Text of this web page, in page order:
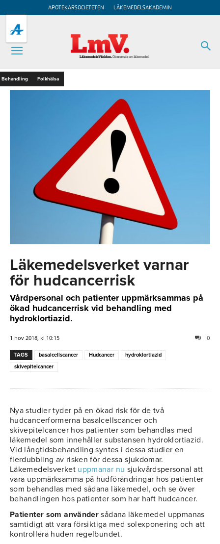
APOTEKARSOCIETETEN LÄKEMEDELSAKADEMIN
Behandling Folkhälsa
Läkemedelsverket varnar
för hudcancerrisk
Vårdpersonal och patienter uppmärksammas på
ökad hudcancerrisk vid behandling med
hydroklortiazid.
1 nov 2018, kl 10:15 0
TAGS basalcellscancer Hudcancer
hydroklortiazid
skivepitelcancer
Nya studier tyder på en ökad risk för de två
hudcancerformerna basalcellscancer och
skivepitelcancer hos patienter som behandlas med
läkemedel som innehåller substansen hydroklortiazid.
Vid långtidsbehandling syntes i dessa studier en
flerdubbling av risken för dessa sjukdomar.
Läkemedelsverket uppmanar nu sjukvårdspersonal att
vara uppmärksamma på hudförändringar hos patienter
som behandlas med sådana läkemedel, och se över
behandlingen hos patienter som har haft hudcancer.
Patienter som använder sådana läkemedel uppmanas
samtidigt att vara försiktiga med solexponering och att
kontrollera huden regelbundet.